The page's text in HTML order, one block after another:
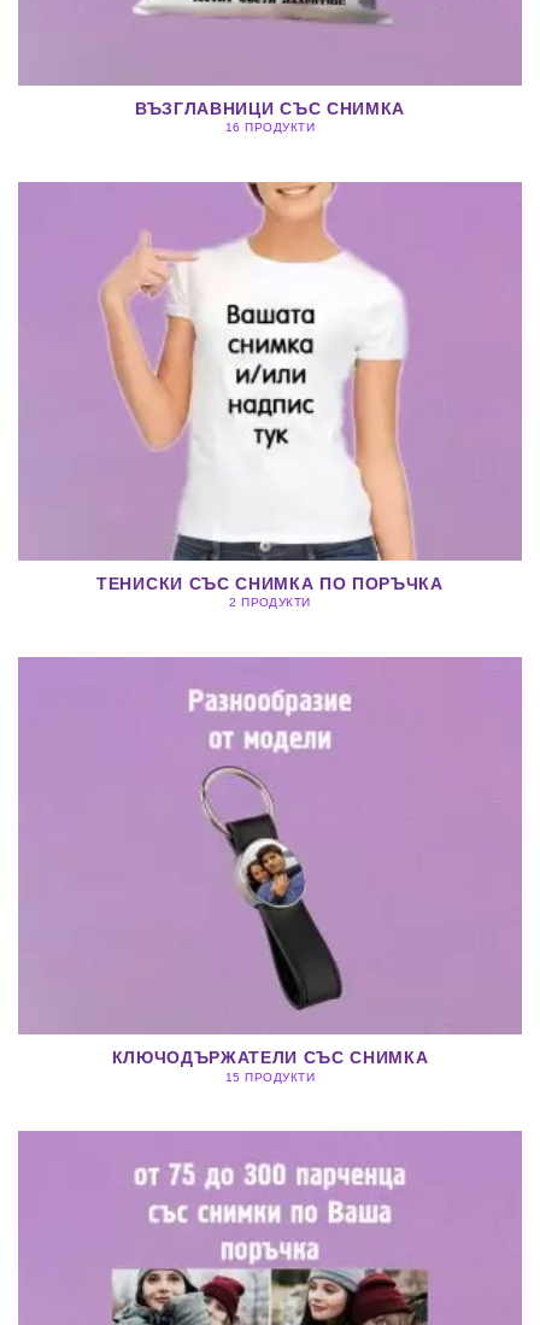
ВЪЗГЛАВНИЦИ СЪС СНИМКА
16 ПРОДУКТИ
ТЕНИСКИ СЪС СНИМКА ПО ПОРЪЧКА
2 ПРОДУКТИ
КЛЮЧОДЪРЖАТЕЛИ СЪС СНИМКА
15 ПРОДУКТИ